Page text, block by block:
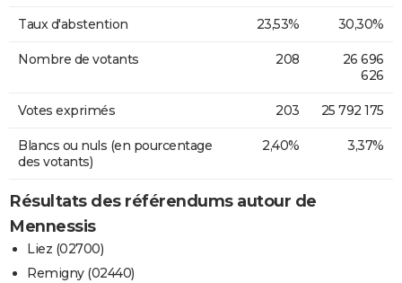
Taux d'abstention 23,53% 30,30%
Nombre de votants 208
26 696
626
Votes exprimés 203 25 792 175
Blancs ou nuls (en pourcentage
des votants)
2,40% 3,37%
Résultats des référendums autour de
Mennessis
Liez (02700)
Remigny (02440)